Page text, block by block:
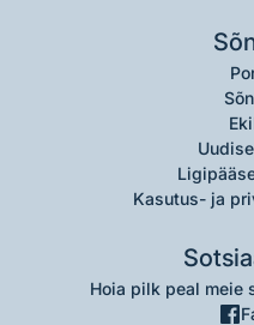
Kasutus- ja
Hoia pilk peal meie